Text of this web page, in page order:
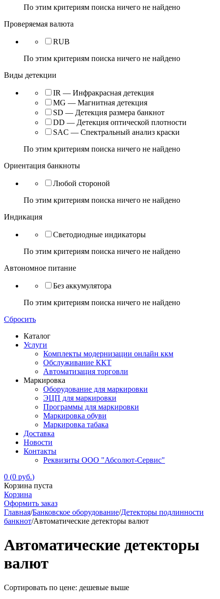
По этим критериям поиска ничего не найдено
Проверяемая валюта
RUB
По этим критериям поиска ничего не найдено
Виды детекции
IR — Инфракрасная детекция
MG — Магнитная детекция
SD — Детекция размера банкнот
DD — Детекция оптической плотности
SAC — Спектральный анализ краски
По этим критериям поиска ничего не найдено
Ориентация банкноты
Любой стороной
По этим критериям поиска ничего не найдено
Индикация
Светодиодные индикаторы
По этим критериям поиска ничего не найдено
Автономное питание
Без аккумулятора
По этим критериям поиска ничего не найдено
Сбросить
Каталог
Услуги
Комплекты модернизации онлайн ккм
Обслуживание ККТ
Автоматизация торговли
Маркировка
Оборудование для маркировки
ЭЦП для маркировки
Программы для маркировки
Маркировка обуви
Маркировка табака
Доставка
Новости
Контакты
Реквизиты ООО "Абсолют-Сервис"
0 (0 руб.)
Корзина пуста
Корзина
Оформить заказ
Главная/Банковское оборудование/Детекторы подлинности
банкнот/Автоматические детекторы валют
Автоматические детекторы
валют
Сортировать по цене: дешевые выше